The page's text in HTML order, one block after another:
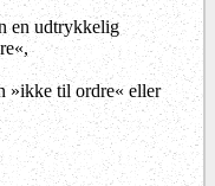
en udtrykkelig
»ikke til ordre« eller